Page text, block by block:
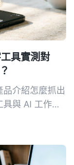
具實測對
介紹怎麼抓出
具與 AI 工作